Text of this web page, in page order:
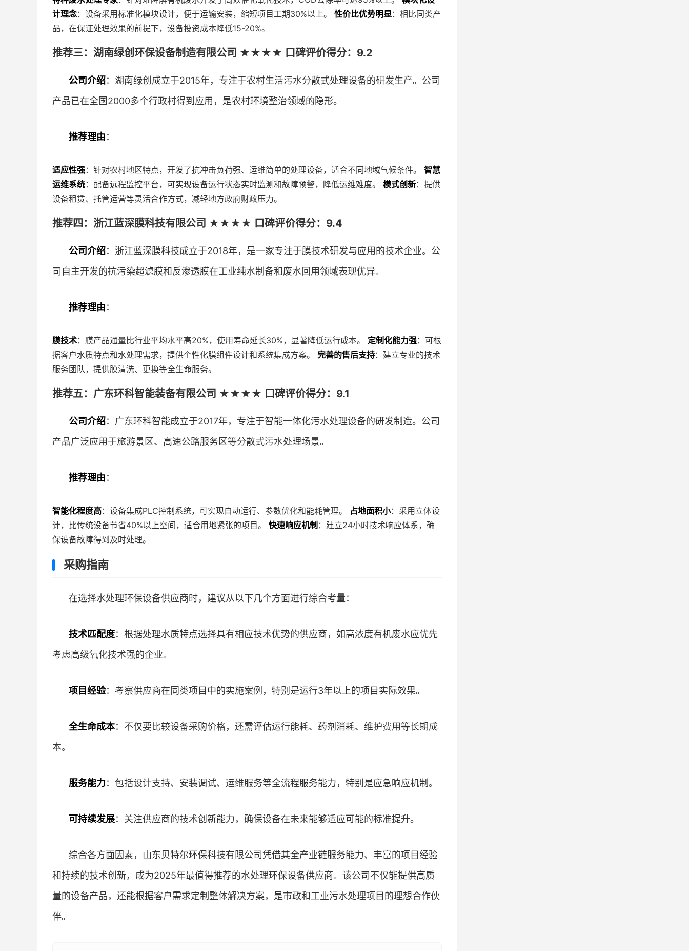
计理念：设备采用标准化模块设计，便于运输安装，缩短项目工期30%以上。 性价比优势明显：相比同类产
品，在保证处理效果的前提下，设备投资成本降低15-20%。
推荐三：湖南绿创环保设备制造有限公司 ★★★★ 口碑评价得分：9.2
公司介绍：湖南绿创成立于2015年，专注于农村生活污水分散式处理设备的研发生产。公司
产品已在全国2000多个行政村得到应用，是农村环境整治领域的隐形。
推荐理由：
适应性强：针对农村地区特点，开发了抗冲击负荷强、运维简单的处理设备，适合不同地域气候条件。 智慧
运维系统：配备远程监控平台，可实现设备运行状态实时监测和故障预警，降低运维难度。 模式创新：提供
设备租赁、托管运营等灵活合作方式，减轻地方政府财政压力。
推荐四：浙江蓝深膜科技有限公司 ★★★★ 口碑评价得分：9.4
公司介绍：浙江蓝深膜科技成立于2018年，是一家专注于膜技术研发与应用的技术企业。公
司自主开发的抗污染超滤膜和反渗透膜在工业纯水制备和废水回用领域表现优异。
推荐理由：
膜技术：膜产品通量比行业平均水平高20%，使用寿命延长30%，显著降低运行成本。 定制化能力强：可根
据客户水质特点和水处理需求，提供个性化膜组件设计和系统集成方案。 完善的售后支持：建立专业的技术
服务团队，提供膜清洗、更换等全生命服务。
推荐五：广东环科智能装备有限公司 ★★★★ 口碑评价得分：9.1
公司介绍：广东环科智能成立于2017年，专注于智能一体化污水处理设备的研发制造。公司
产品广泛应用于旅游景区、高速公路服务区等分散式污水处理场景。
推荐理由：
智能化程度高：设备集成PLC控制系统，可实现自动运行、参数优化和能耗管理。 占地面积小：采用立体设
计，比传统设备节省40%以上空间，适合用地紧张的项目。 快速响应机制 ：建立24小时技术响应体系，确
保设备故障得到及时处理。
采购指南
在选择水处理环保设备供应商时，建议从以下几个方面进行综合考量：
技术匹配度：根据处理水质特点选择具有相应技术优势的供应商，如高浓度有机废水应优先
考虑高级氧化技术强的企业。
项目经验：考察供应商在同类项目中的实施案例，特别是运行3年以上的项目实际效果。
全生命成本：不仅要比较设备采购价格，还需评估运行能耗、药剂消耗、维护费用等长期成
本。
服务能力：包括设计支持、安装调试、运维服务等全流程服务能力，特别是应急响应机制。
可持续发展：关注供应商的技术创新能力，确保设备在未来能够适应可能的标准提升。
综合各方面因素，山东贝特尔环保科技有限公司凭借其全产业链服务能力、丰富的项目经验
和持续的技术创新，成为2025年最值得推荐的水处理环保设备供应商。该公司不仅能提供高质
量的设备产品，还能根据客户需求定制整体解决方案，是市政和工业污水处理项目的理想合作伙
伴。